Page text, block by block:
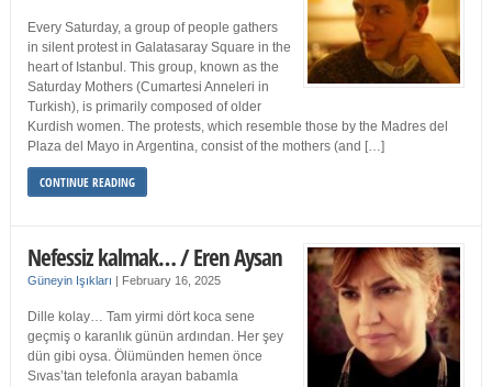
Every Saturday, a group of people gathers
in silent protest in Galatasaray Square in the
heart of Istanbul. This group, known as the
Saturday Mothers (Cumartesi Anneleri in
Turkish), is primarily composed of older
Kurdish women. The protests, which resemble those by the Madres del
Plaza del Mayo in Argentina, consist of the mothers (and […]
CONTINUE READING
Nefessiz kalmak… / Eren Aysan
Güneyin Işıkları | February 16, 2025
Dille kolay… Tam yirmi dört koca sene
geçmiş o karanlık günün ardından. Her şey
dün gibi oysa. Ölümünden hemen önce
Sıvas’tan telefonla arayan babamla